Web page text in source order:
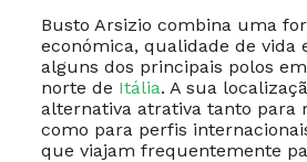
Busto Arsizio combina uma
económica, qualidade de vida
alguns dos principais polos
norte de Itália. A sua
alternativa atrativa tanto para
como para perfis
que viajam frequentemente